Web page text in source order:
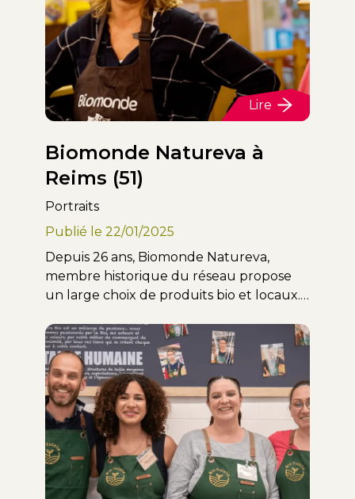
Lire
Biomonde Natureva à
Reims (51)
Portraits
Publié le 22/01/2025
Depuis 26 ans, Biomonde Natureva,
membre historique du réseau propose
un large choix de produits bio et locaux.
passionnée, cette boutique incarne
proximité, authenticité et respect de
l’environnement.